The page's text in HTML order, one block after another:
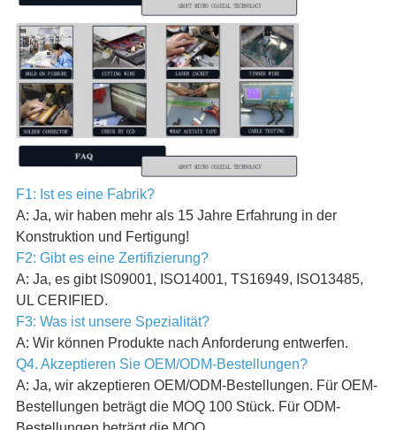
F1: Ist es eine Fabrik?
A: Ja, wir haben mehr als 15 Jahre Erfahrung in der
Konstruktion und Fertigung!
F2: Gibt es eine Zertifizierung?
A: Ja, es gibt IS09001, ISO14001, TS16949, ISO13485,
UL CERIFIED.
F3: Was ist unsere Spezialität?
A: Wir können Produkte nach Anforderung entwerfen.
Q4. Akzeptieren Sie OEM/ODM-Bestellungen?
A: Ja, wir akzeptieren OEM/ODM-Bestellungen. Für OEM-
Bestellungen beträgt die MOQ 100 Stück. Für ODM-